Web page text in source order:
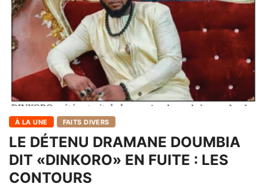
À LA UNE FAITS DIVERS
LE DÉTENU DRAMANE DOUMBIA
DIT «DINKORO» EN FUITE : LES
CONTOURS